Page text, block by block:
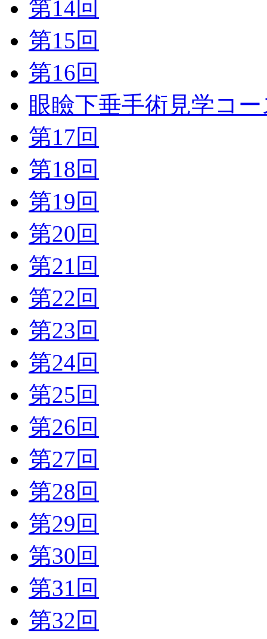
第14回
第15回
第16回
眼瞼下垂手術見学コ
第17回
第18回
第19回
第20回
第21回
第22回
第23回
第24回
第25回
第26回
第27回
第28回
第29回
第30回
第31回
第32回